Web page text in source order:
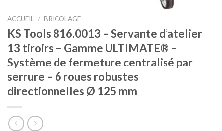
ACCUEIL / BRICOLAGE
KS Tools 816.0013 – Servante d’atelier
13 tiroirs – Gamme ULTIMATE® –
Système de fermeture centralisé par
serrure – 6 roues robustes
directionnelles Ø 125 mm